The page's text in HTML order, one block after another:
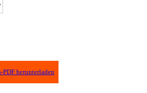
PDF herunterladen